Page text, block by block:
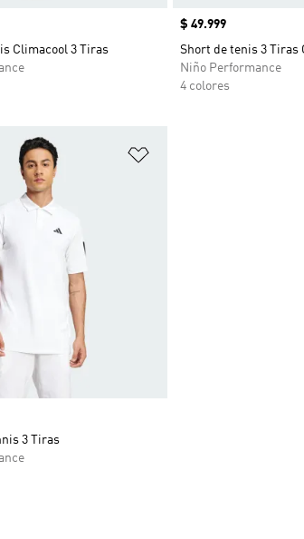
Climacool 3 Tiras
Precio
$ 49.999
Short de tenis 3 Tiras
Niño Performance
4 colores
3 Tiras